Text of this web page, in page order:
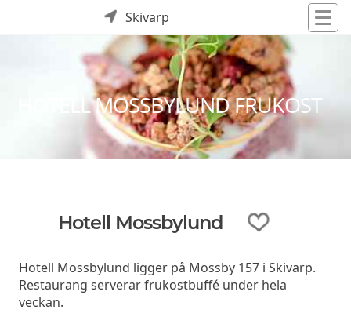
Skivarp
HOTELL MOSSBYLUND FRUKOST
Hotell Mossbylund
Hotell Mossbylund ligger på Mossby 157 i Skivarp.
Restaurang serverar frukostbuffé under hela
veckan.